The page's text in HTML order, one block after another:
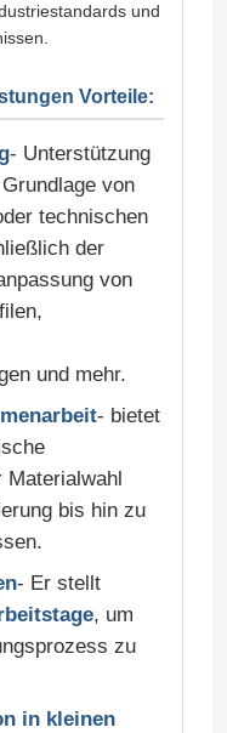
und
Vorteile:
- Unterstützung
von
technischen
der
von
und mehr.
- bietet
bis hin zu
- Er stellt
, um
zu
in kleinen